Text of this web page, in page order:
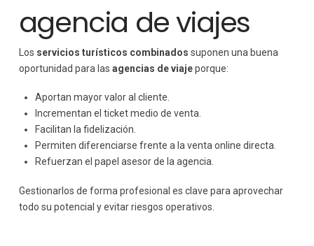
agencia de viajes
Los servicios turísticos combinados suponen una buena
oportunidad para las agencias de viajeporque:
Aportan mayor valor al cliente.
Incrementan el ticket medio de venta.
Facilitan la fidelización.
Permiten diferenciarse frente a la venta online directa.
Refuerzan el papel asesor de la agencia.
Gestionarlos de forma profesional es clave para aprovechar
todo su potencial y evitar riesgos operativos.